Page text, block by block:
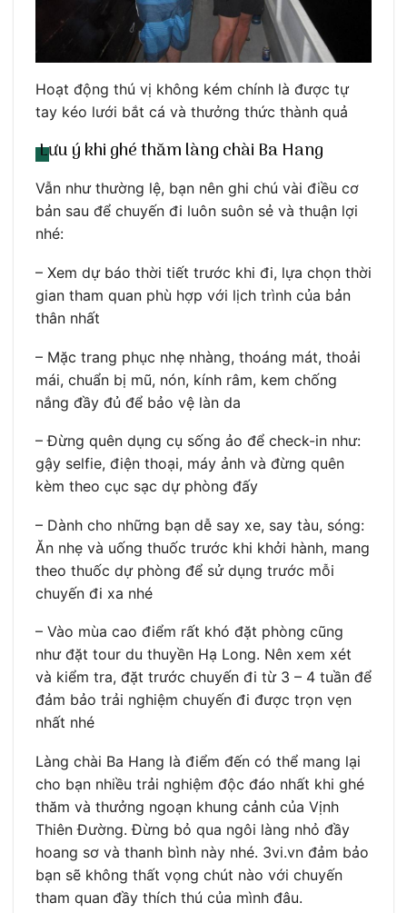
Hoạt động thú vị không kém chính là được tự
tay kéo lưới bắt cá và thưởng thức thành quả
Lưu ý khi ghé thăm làng chài Ba Hang
Vẫn như thường lệ, bạn nên ghi chú vài điều cơ
bản sau để chuyến đi luôn suôn sẻ và thuận lợi
nhé:
– Xem dự báo thời tiết trước khi đi, lựa chọn thời
gian tham quan phù hợp với lịch trình của bản
thân nhất
– Mặc trang phục nhẹ nhàng, thoáng mát, thoải
mái, chuẩn bị mũ, nón, kính râm, kem chống
nắng đầy đủ để bảo vệ làn da
– Đừng quên dụng cụ sống ảo để check-in như:
gậy selfie, điện thoại, máy ảnh và đừng quên
kèm theo cục sạc dự phòng đấy
– Dành cho những bạn dễ say xe, say tàu, sóng:
Ăn nhẹ và uống thuốc trước khi khởi hành, mang
theo thuốc dự phòng để sử dụng trước mỗi
chuyến đi xa nhé
– Vào mùa cao điểm rất khó đặt phòng cũng
như đặt tour du thuyền Hạ Long. Nên xem xét
và kiểm tra, đặt trước chuyến đi từ 3 – 4 tuần để
đảm bảo trải nghiệm chuyến đi được trọn vẹn
nhất nhé
Làng chài Ba Hang là điểm đến có thể mang lại
cho bạn nhiều trải nghiệm độc đáo nhất khi ghé
thăm và thưởng ngoạn khung cảnh của Vịnh
Thiên Đường. Đừng bỏ qua ngôi làng nhỏ đầy
hoang sơ và thanh bình này nhé. 3vi.vn đảm bảo
bạn sẽ không thất vọng chút nào với chuyến
tham quan đầy thích thú của mình đâu.